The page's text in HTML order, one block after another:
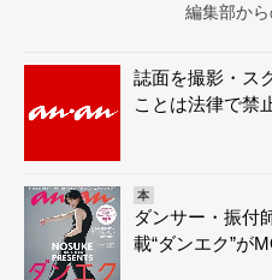
編集部か
誌面を撮影・ス
ことは法律で禁
本
ダンサー・振付
載“ダンエク”が